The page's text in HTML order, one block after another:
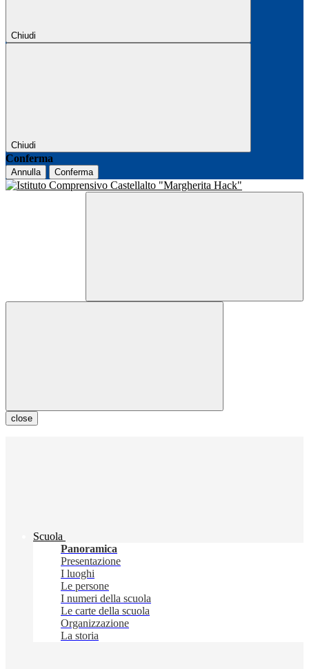
Chiudi
Chiudi
Conferma
Annulla Conferma
close
Scuola
Panoramica
Presentazione
I luoghi
Le persone
I numeri della scuola
Le carte della scuola
Organizzazione
La storia